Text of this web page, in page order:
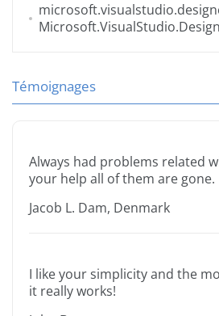
Témoignages
Always had problems related
your help all of them are gone.
Jacob L. Dam, Denmark
I like your simplicity and the
it really works!